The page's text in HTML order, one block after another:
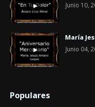
Junio 10,
María
Junio 04,
Populares